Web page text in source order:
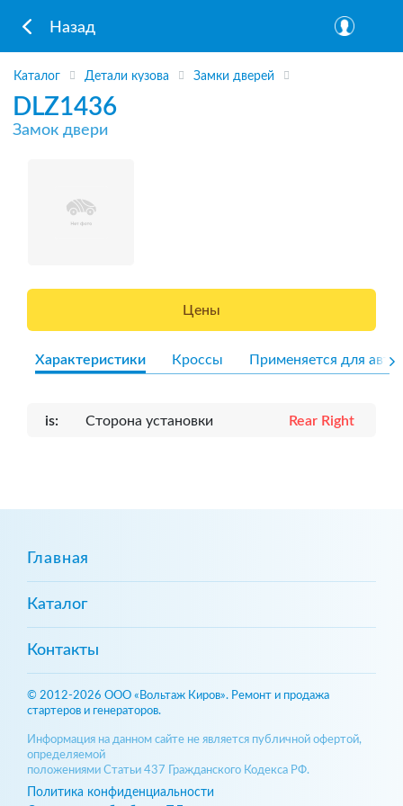
Назад
Каталог Детали кузова Замки дверей
DLZ1436
Замок двери
Цены
Характеристики Кроссы Применяется для авто
is: Сторона установки Rear Right
Главная
Каталог
Контакты
© 2012-2026 ООО «Вольтаж Киров». Ремонт и продажа
стартеров и генераторов.
Информация на данном сайте не является публичной офертой,
определяемой
положениями Статьи 437 Гражданского Кодекса РФ.
Политика конфиденциальности